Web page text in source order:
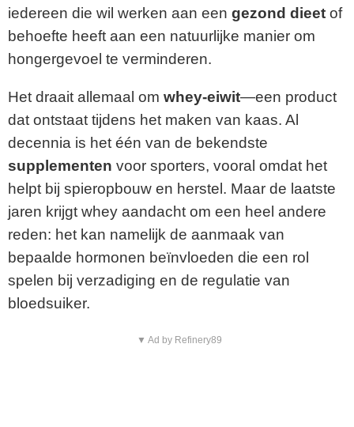
iedereen die wil werken aan een gezond dieet of
behoefte heeft aan een natuurlijke manier om
hongergevoel te verminderen.
Het draait allemaal om whey-eiwit—een product
dat ontstaat tijdens het maken van kaas. Al
decennia is het één van de bekendste
supplementen voor sporters, vooral omdat het
helpt bij spieropbouw en herstel. Maar de laatste
jaren krijgt whey aandacht om een heel andere
reden: het kan namelijk de aanmaak van
bepaalde hormonen beïnvloeden die een rol
spelen bij verzadiging en de regulatie van
bloedsuiker.
▼ Ad by Refinery89